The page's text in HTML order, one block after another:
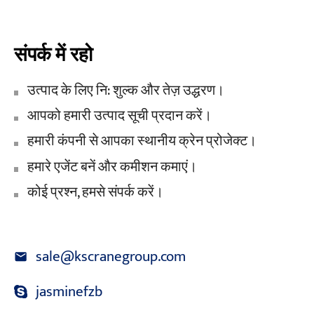
संपर्क में रहो
उत्पाद के लिए नि: शुल्क और तेज़ उद्धरण।
आपको हमारी उत्पाद सूची प्रदान करें।
हमारी कंपनी से आपका स्थानीय क्रेन प्रोजेक्ट।
हमारे एजेंट बनें और कमीशन कमाएं।
कोई प्रश्न, हमसे संपर्क करें।
sale@kscranegroup.com
jasminefzb